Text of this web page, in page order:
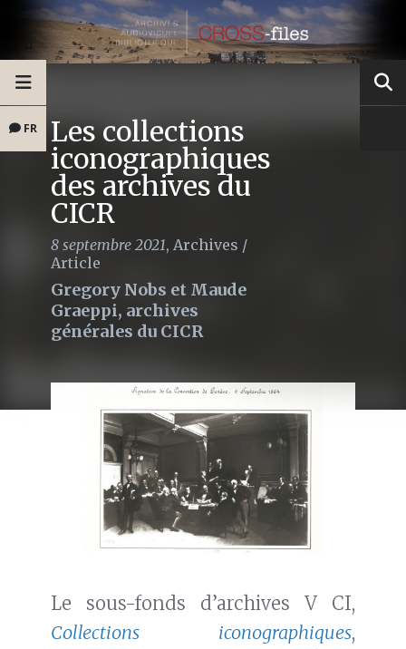
FR Les collections
iconographiques
des archives du
CICR
8 septembre 2021, Archives /
Article
Gregory Nobs et Maude
Graeppi, archives
générales du CICR
Le sous-fonds d’archives V CI,
Collections iconographiques,